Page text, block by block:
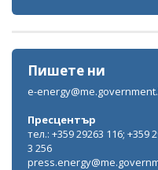
Пишете ни
e-
Пресцентър
тел.: +359 29263 116; +359
3 256